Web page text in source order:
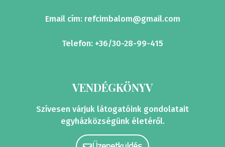
Email cím: refcimbalom@gmail.com
Telefon: +36/30-28-99-415
VENDÉGKÖNYV
Szívesen várjuk látogatóink gondolatait
egyházközségünk életéről.